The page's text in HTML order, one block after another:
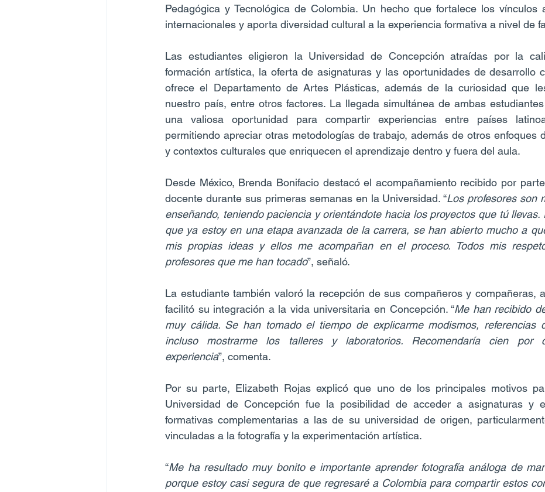
Pedagógica y Tecnológica de Colombia. Un hecho que fortalece los vínculos
internacionales y aporta diversidad cultural a la experiencia formativa a nivel de
Las estudiantes eligieron la Universidad de Concepción atraídas por la
formación artística, la oferta de asignaturas y las oportunidades de desarrollo
ofrece el Departamento de Artes Plásticas, además de la curiosidad que
nuestro país, entre otros factores. La llegada simultánea de ambas
una valiosa oportunidad para compartir experiencias entre países
permitiendo apreciar otras metodologías de trabajo, además de otros enfoques
y contextos culturales que enriquecen el aprendizaje dentro y fuera del aula.
Desde México, Brenda Bonifacio destacó el acompañamiento recibido por
docente durante sus primeras semanas en la Universidad. “Los profesores son
enseñando, teniendo paciencia y orientándote hacia los proyectos que tú llevas.
que ya estoy en una etapa avanzada de la carrera, se han abierto mucho a
mis propias ideas y ellos me acompañan en el proceso. Todos mis
profesores que me han tocado”, señaló.
La estudiante también valoró la recepción de sus compañeros y compañeras,
facilitó su integración a la vida universitaria en Concepción. “Me han recibido
muy cálida. Se han tomado el tiempo de explicarme modismos, referencias
incluso mostrarme los talleres y laboratorios. Recomendaría cien por
experiencia”, comenta.
Por su parte, Elizabeth Rojas explicó que uno de los principales motivos
Universidad de Concepción fue la posibilidad de acceder a asignaturas y
formativas complementarias a las de su universidad de origen,
vinculadas a la fotografía y la experimentación artística.
“Me ha resultado muy bonito e importante aprender fotografía análoga de
porque estoy casi segura de que regresaré a Colombia para compartir estos